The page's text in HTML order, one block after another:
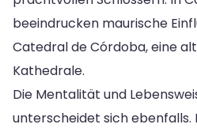
beeindrucken maurische
Catedral de Córdoba, eine
Kathedrale.
Die Mentalität und
unterscheidet sich ebenfalls.